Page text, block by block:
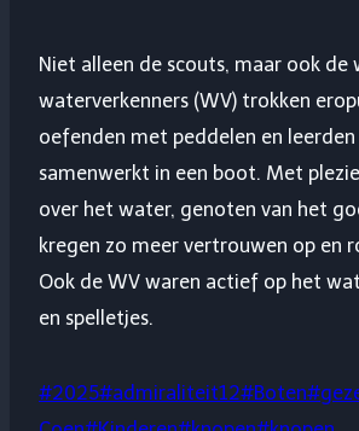
Niet alleen de scouts, maar ook de
waterverkenners (WV) trokken
oefenden met peddelen en
samenwerkt in een boot. Met
over het water, genoten van het
kregen zo meer vertrouwen op en
Ook de WV waren actief op het
en spelletjes.
Bericht
#2025#admiraliteit12#Boten#